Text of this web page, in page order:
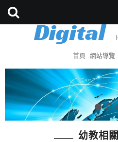
首頁 網站導覽
幼教相